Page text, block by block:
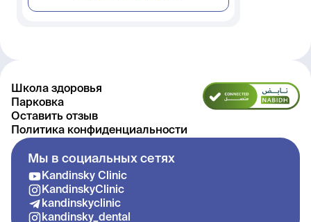
Школа здоровья
Парковка
Оставить отзыв
Политика конфиденциальности
Мы в социальных сетях
Kandinsky Clinic
KandinskyClinic
kandinskyclinic
kandinsky_dental